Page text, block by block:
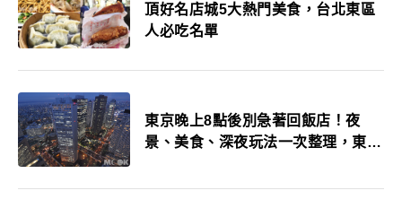
頂好名店城5大熱門美食，台北東區
人必吃名單
東京晚上8點後別急著回飯店！夜
景、美食、深夜玩法一次整理，東京